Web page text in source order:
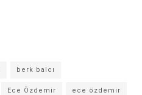
berk balcı
Ece Özdemir ece özdemir